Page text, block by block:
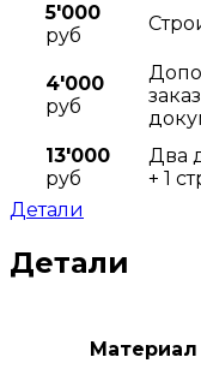
5'000
руб
4'000
руб
13'000
руб
Два
+ 1
Детали
Детали
Материал